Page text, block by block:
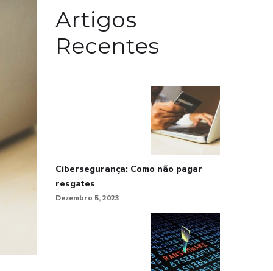
Artigos
Recentes
Cibersegurança: Como não pagar
resgates
Dezembro 5, 2023